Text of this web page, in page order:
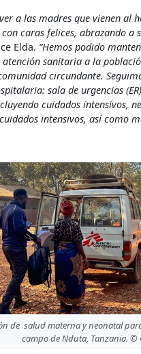
a las madres que vienen al
caras felices, abrazando a
Elda. “Hemos podido
atención sanitaria a la
circundante.
sala de urgencias
cuidados intensivos,
intensivos, así como
de salud materna y neonatal
campo de Nduta, Tanzania. ©